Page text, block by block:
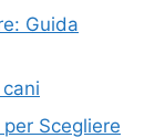
Guida
Scegliere